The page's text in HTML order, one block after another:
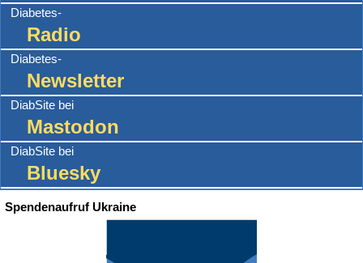
Diabetes-
Radio
Diabetes-
Newsletter
DiabSite bei
Mastodon
DiabSite bei
Bluesky
Spendenaufruf Ukraine